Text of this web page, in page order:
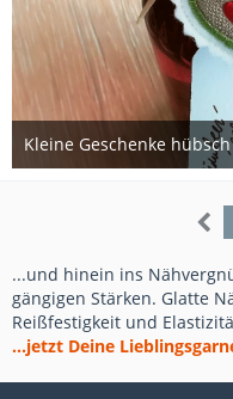
Kleine Geschenke
2. Oktober
...und hinein ins
gängigen Stärken. Glatte
Reißfestigkeit und
...jetzt Deine